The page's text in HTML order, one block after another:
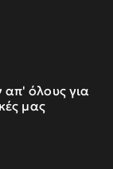
απ' όλους για
μας